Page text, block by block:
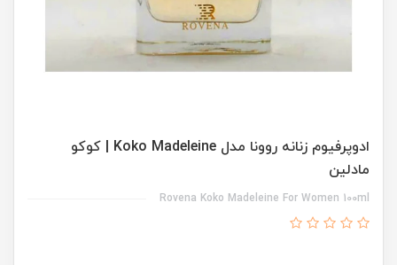
ادوپرفیوم زنانه روونا مدل Koko Madeleine | کوکو
مادلین
Rovena Koko Madeleine For Women 100ml